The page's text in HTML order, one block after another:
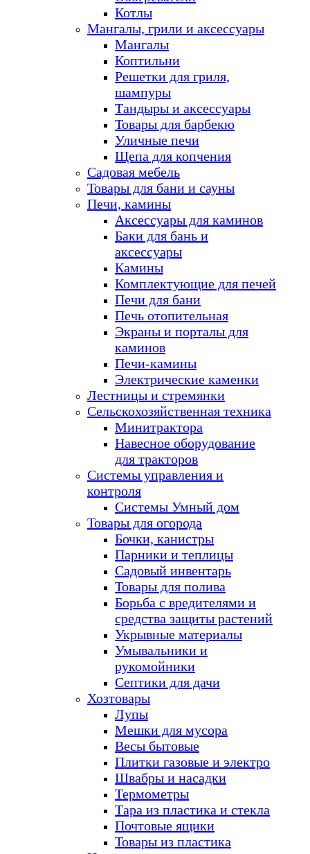
Котлы
Мангалы, грили и аксессуары
Мангалы
Коптильни
Решетки для гриля,
шампуры
Тандыры и аксессуары
Товары для барбекю
Уличные печи
Щепа для копчения
Садовая мебель
Товары для бани и сауны
Печи, камины
Аксессуары для каминов
Баки для бань и
аксессуары
Камины
Комплектующие для печей
Печи для бани
Печь отопительная
Экраны и порталы для
каминов
Печи-камины
Электрические каменки
Лестницы и стремянки
Сельскохозяйственная техника
Минитрактора
Навесное оборудование
для тракторов
Системы управления и
контроля
Системы Умный дом
Товары для огорода
Бочки, канистры
Парники и теплицы
Садовый инвентарь
Товары для полива
Борьба с вредителями и
средства защиты растений
Укрывные материалы
Умывальники и
рукомойники
Септики для дачи
Хозтовары
Лупы
Мешки для мусора
Весы бытовые
Плитки газовые и электро
Швабры и насадки
Термометры
Тара из пластика и стекла
Почтовые ящики
Товары из пластика